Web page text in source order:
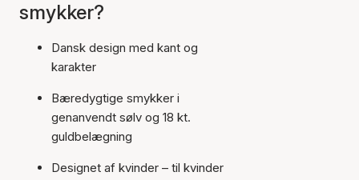
smykker?
Dansk design med kant og
karakter
Bæredygtige smykker i
genanvendt sølv og 18 kt.
guldbelægning
Designet af kvinder – til kvinder